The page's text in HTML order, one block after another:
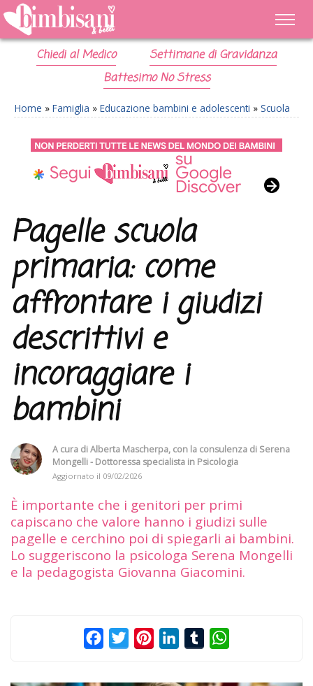
Chiedi al Medico
Settimane di Gravidanza
Battesimo No Stress
Home » Famiglia » Educazione bambini e adolescenti » Scuola
Pagelle scuola
primaria: come
affrontare i giudizi
descrittivi e
incoraggiare i
bambini
A cura diAlberta Mascherpa, con la consulenza di Serena
Mongelli - Dottoressa specialista in Psicologia
Aggiornato il 09/02/2026
È importante che i genitori per primi
capiscano che valore hanno i giudizi sulle
pagelle e cerchino poi di spiegarli ai bambini.
Lo suggeriscono la psicologa Serena Mongelli
e la pedagogista Giovanna Giacomini.
FacebookTwitterPinterestLinkedInTumblr